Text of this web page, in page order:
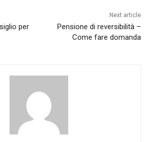
per
Next article
Pensione di reversibilità –
Come fare domanda